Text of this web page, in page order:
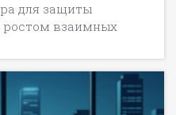
для защиты
ростом взаимных